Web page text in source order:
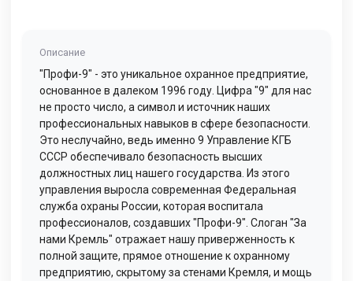
Описание
"Профи-9" - это уникальное охранное предприятие,
основанное в далеком 1996 году. Цифра "9" для нас
не просто число, а символ и источник наших
профессиональных навыков в сфере безопасности.
Это неслучайно, ведь именно 9 Управление КГБ
СССР обеспечивало безопасность высших
должностных лиц нашего государства. Из этого
управления выросла современная Федеральная
служба охраны России, которая воспитала
профессионалов, создавших "Профи-9". Слоган "За
нами Кремль" отражает нашу приверженность к
полной защите, прямое отношение к охранному
предприятию, скрытому за стенами Кремля, и мощь